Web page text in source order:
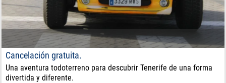
Cancelación gratuita.
Una aventura todoterreno para descubrir Tenerife de una forma
divertida y diferente.